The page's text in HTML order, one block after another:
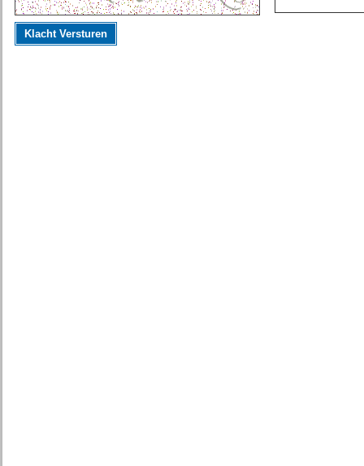
Klacht Versturen